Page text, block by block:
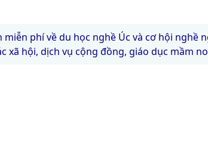
phí về du học nghề Úc và cơ hội nghề
xã hội, dịch vụ cộng đồng, giáo dục mầm